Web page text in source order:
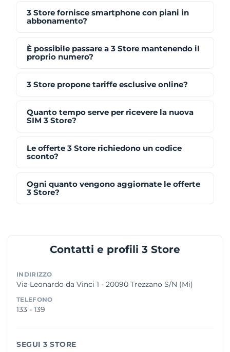
3 Store fornisce smartphone con piani in
abbonamento?
È possibile passare a 3 Store mantenendo il
proprio numero?
3 Store propone tariffe esclusive online?
Quanto tempo serve per ricevere la nuova
SIM 3 Store?
Le offerte 3 Store richiedono un codice
sconto?
Ogni quanto vengono aggiornate le offerte
3 Store?
Contatti e profili 3 Store
INDIRIZZO
Via Leonardo da Vinci 1 - 20090 Trezzano S/N (Mi)
TELEFONO
133 - 139
SEGUI 3 STORE